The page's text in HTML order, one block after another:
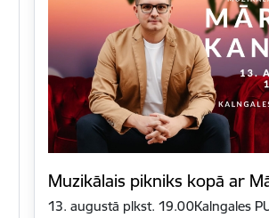
Muzikālais pikniks kopā ar
13. augustā plkst. 19.00Kalngales